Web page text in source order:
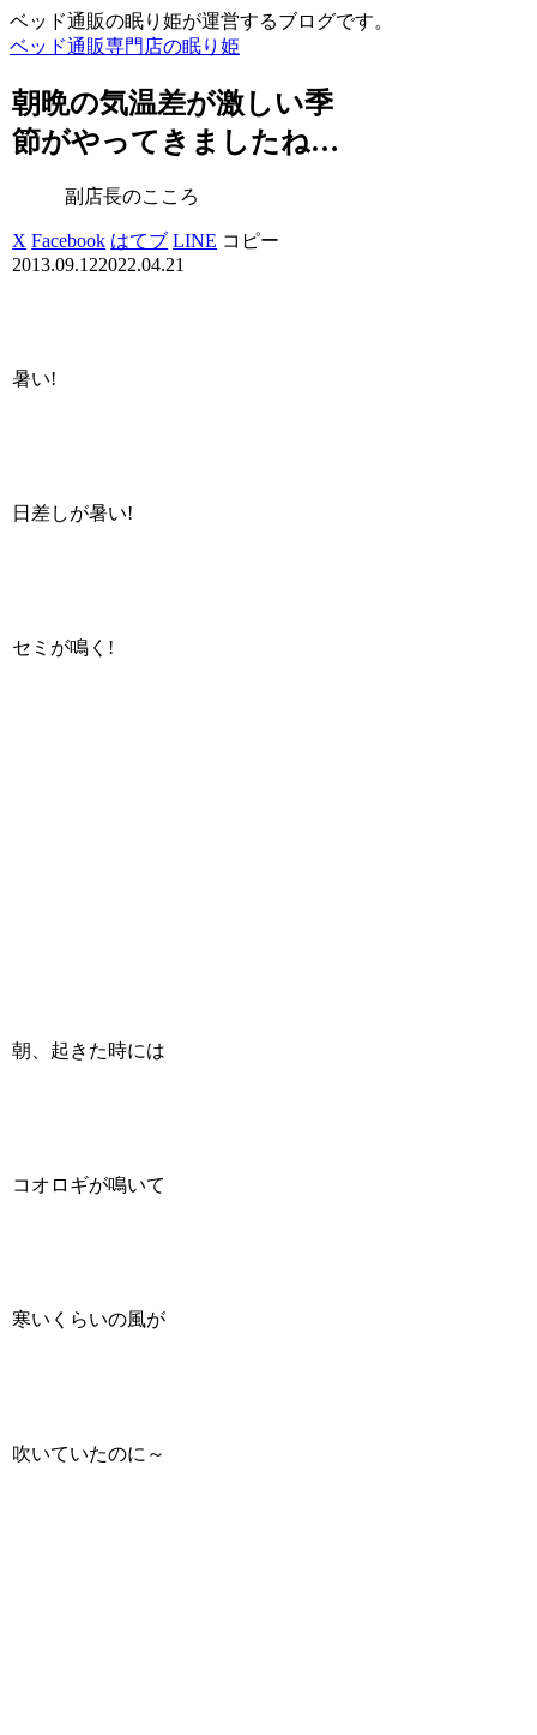
ベッド通販の眠り姫が運営するブログです。
ベッド通販専門店の眠り姫
朝晩の気温差が激しい季
節がやってきましたね…
副店長のこころ
X Facebook はてブ LINE コピー
2013.09.122022.04.21
暑い!
日差しが暑い!
セミが鳴く!
朝、起きた時には
コオロギが鳴いて
寒いくらいの風が
吹いていたのに～